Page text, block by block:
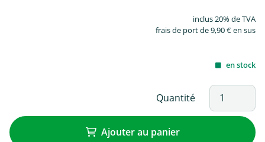
inclus 20% de TVA
frais de port de 9,90 € en sus
en stock
Quantité
Ajouter au panier